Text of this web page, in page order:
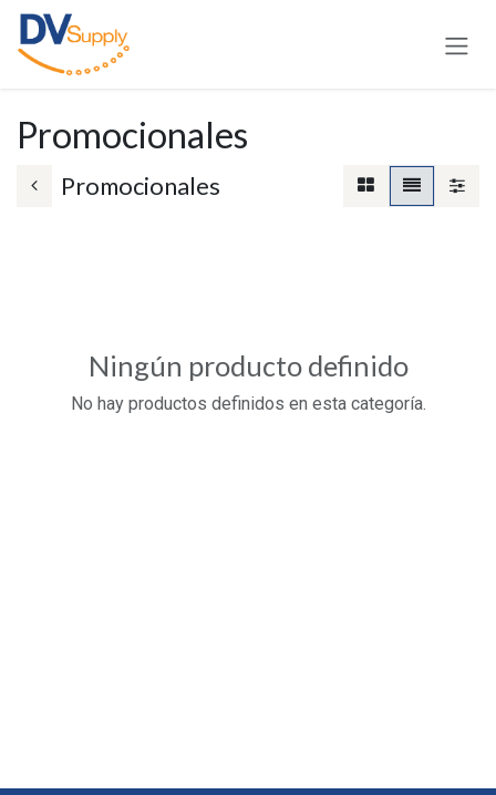
Ir al contenido
Promocionales
Promocionales
Ningún producto definido
No hay productos definidos en esta categoría.